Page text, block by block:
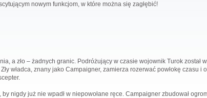
nowym funkcjom, w które można się zagłębić!
a zło – żadnych granic. Podróżujący w czasie wojownik Turok został
władca, znany jako Campaigner, zamierza rozerwać powłokę czasu i
nigdy już nie wpadł w niepowołane ręce. Campaigner zbudował